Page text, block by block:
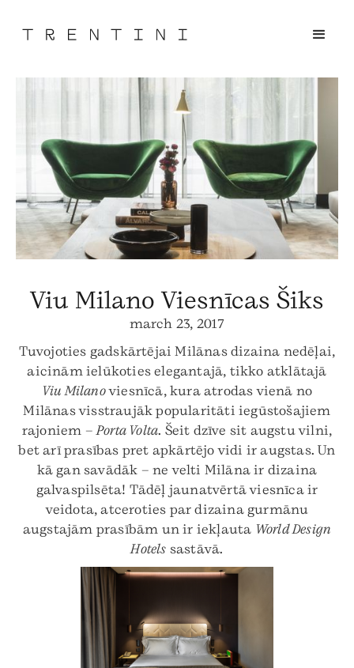
Viu Milano Viesnīcas Šiks
march 23, 2017
Tuvojoties gadskārtējai Milānas dizaina nedēļai,
aicinām ielūkoties elegantajā, tikko atklātajā
Viu Milanoviesnīcā, kura atrodas vienā no
Milānas visstraujāk popularitāti iegūstošajiem
rajoniem –Porta Volta. Šeit dzīve sit augstu vilni,
bet arī prasības pret apkārtējo vidi ir augstas. Un
kā gan savādāk – ne velti Milāna ir dizaina
galvaspilsēta! Tādēļ jaunatvērtā viesnīca ir
veidota, atceroties par dizaina gurmānu
augstajām prasībām un ir iekļauta World Design
Hotels sastāvā.